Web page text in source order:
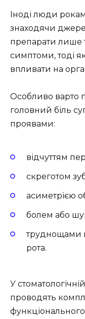
Іноді люди
знаходячи
препарати лише
симптоми, тоді
впливати на
Особливо варто
головний біль
проявами:
відчуттям
скреготом
асиметрією
болем або
труднощами
рота.
У
проводять